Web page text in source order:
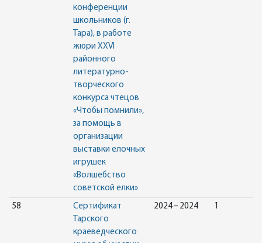
конференции
школьников (г.
Тара), в работе
жюри XXVI
районного
литературно-
творческого
конкурса чтецов
«Чтобы помнили»,
за помощь в
организации
выставки елочных
игрушек
«Волшебство
советской елки»
58
Сертификат
Тарского
краеведческого
2024 – 2024 1